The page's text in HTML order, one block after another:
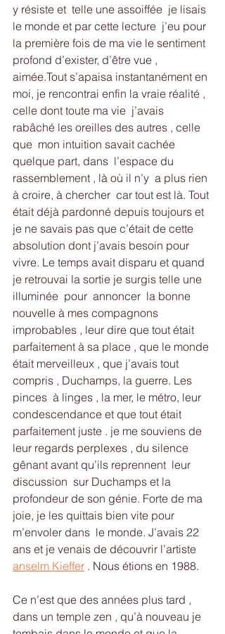
y résiste et  telle une assoiffée  je lisais
le monde et par cette lecture  j’eu pour
la première fois de ma vie le sentiment
profond d’exister, d’être vue ,
aimée.Tout s’apaisa instantanément en
moi, je rencontrai enfin la vraie réalité ,
celle dont toute ma vie  j’avais
rabâché les oreilles des autres , celle
que  mon intuition savait cachée
quelque part, dans  l’espace du
rassemblement , là où il n’y  a plus rien
à croire, à chercher  car tout est là. Tout
était déjà pardonné depuis toujours et
je ne savais pas que c’était de cette
absolution dont j’avais besoin pour
vivre. Le temps avait disparu et quand
je retrouvai la sortie je surgis telle une
illuminée  pour  annoncer  la bonne
nouvelle à mes compagnons
improbables , leur dire que tout était
parfaitement à sa place , que le monde
était merveilleux , que j’avais tout
compris , Duchamps, la guerre. Les
pinces  à linges , la mer, le métro, leur
condescendance et que tout était
parfaitement juste . je me souviens de
leur regards perplexes , du silence
gênant avant qu’ils reprennent  leur
discussion  sur Duchamps et la
profondeur de son génie. Forte de ma
joie, je les quittais bien vite pour
m’envoler dans  le monde. J’avais 22
ans et je venais de découvrir l’artiste
anselm Kieffer . Nous étions en 1988.
Ce n’est que des années plus tard ,
dans un temple zen , qu’à nouveau je